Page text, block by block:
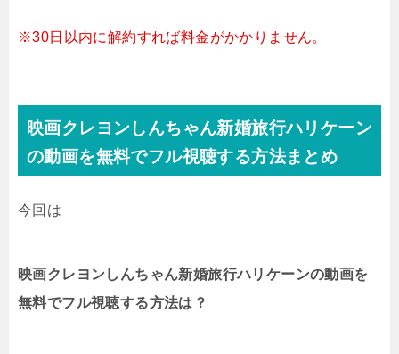
※30日以内に解約すれば料金がかかりません。
映画クレヨンしんちゃん新婚旅行ハリケーン
の動画を無料でフル視聴する方法まとめ
今回は
映画クレヨンしんちゃん新婚旅行ハリケーンの動画を
無料でフル視聴する方法は？